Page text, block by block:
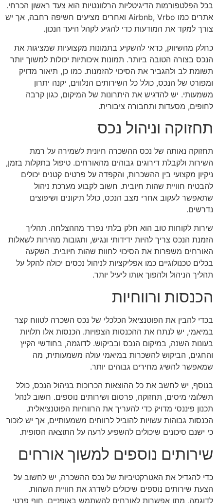
בכל הפלטפורמות הדיגיטליות הרלוונטיות הוא צעד ראשון הכרחי.
אתרים כמו Airbnb, Vrbo ואחרים מציעים חשיפה רחבה, אך יש
צורך למקד את המודעות כדי להגיע לקהל היעד הנכון.
כחלק מהשיווק, כדאי להשקיע בתמונות מקצועיות שמציגות את
הנכס בצורה הטובה ביותר. תמונות איכותיות יכולות למשוך יותר
תשומת לב ולהגביר את הסיכוי להזמנות. כמו כן, תיאור מדויק
ומפורט של הנכס, כולל כל השירותים הנלווים, יקנה יתרון
משמעותי. יש להדגיש את היתרונות של המיקום, כגון קרבה
לחופים, מסעדות ותחבורה ציבורית.
תחזוקה וניהול נכס
תחזוקה נאותה של נכס ההשכרה חיונית לשמירה על רמת
השירות ולקבלת דירוגים גבוהים מהאורחים. טיפול בתקלות בזמן,
ניקיון מקצועי בין ההשכרות, והקפדה על פרטים קטנים יכולים
להבטיח חוויית שהות חיובית. חשוב לקבוע מערכת ניהול
שתאפשר לעקוב אחרי מצב הנכס, כולל תיקונים ושיפוצים
נדרשים.
שירות לקוחות טוב הוא חלק בלתי נפרד מההצלחה. תהליך
הזמנת הנכס צריך להיות ידידותי ונגיש, ותגובות מהירות לשאלות
האורחים משפרות את הסיכוי לחוות שהות חיובית. השקעה
בכלים טכנולוגיים כמו אפליקציות לניהול נכסים יכולה להקל על
תהליך הניהול ולהפוך אותו ליעיל יותר.
הכנסות ורווחיות
בכדי להבין את הפוטנציאל הכלכלי של נכס השכרה לטווח קצר
במיאמי, יש לנתח את ההכנסות הצפויות. הכנסות אלו תלויות
בעונות השנה, במיקום הנכס ובביקוש. לדוגמה, בחודשי הקיץ
והחגים, הביקוש להשכרות במיאמי עולה משמעותית, מה
שמאפשר להשיג מחירים גבוהים יותר.
בנוסף, יש לחשב את כל ההוצאות הכרוכות בניהול הנכס, כולל
תשלומי מיסים, תחזוקה, פרסום ושירותים נוספים. חשוב לנהל
תכנון פיננסי מדויק כדי להעריך את הרווחיות הפוטנציאלית.
הכנסות גבוהות עשויות להוביל לרווחים משמעותיים, אך יש לזכור
כי ישנם סיכונים שיכולים להשפיע לרעה על התוצאה הסופית.
שירותים נוספים למשוך אורחים
כדי להגדיל את האטרקטיביות של נכס ההשכרה, יש לחשוב על
הצעת שירותים נוספים שיכולים לשדרג את חוויית השהות.
לדוגמה, מתן אפשרות לאורחים להשתמש באופניים, חוף פרטי